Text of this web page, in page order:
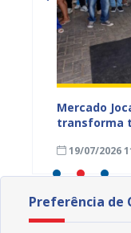
Mercado
transforma
de Juazeiro
19/07/2026
Preferência de